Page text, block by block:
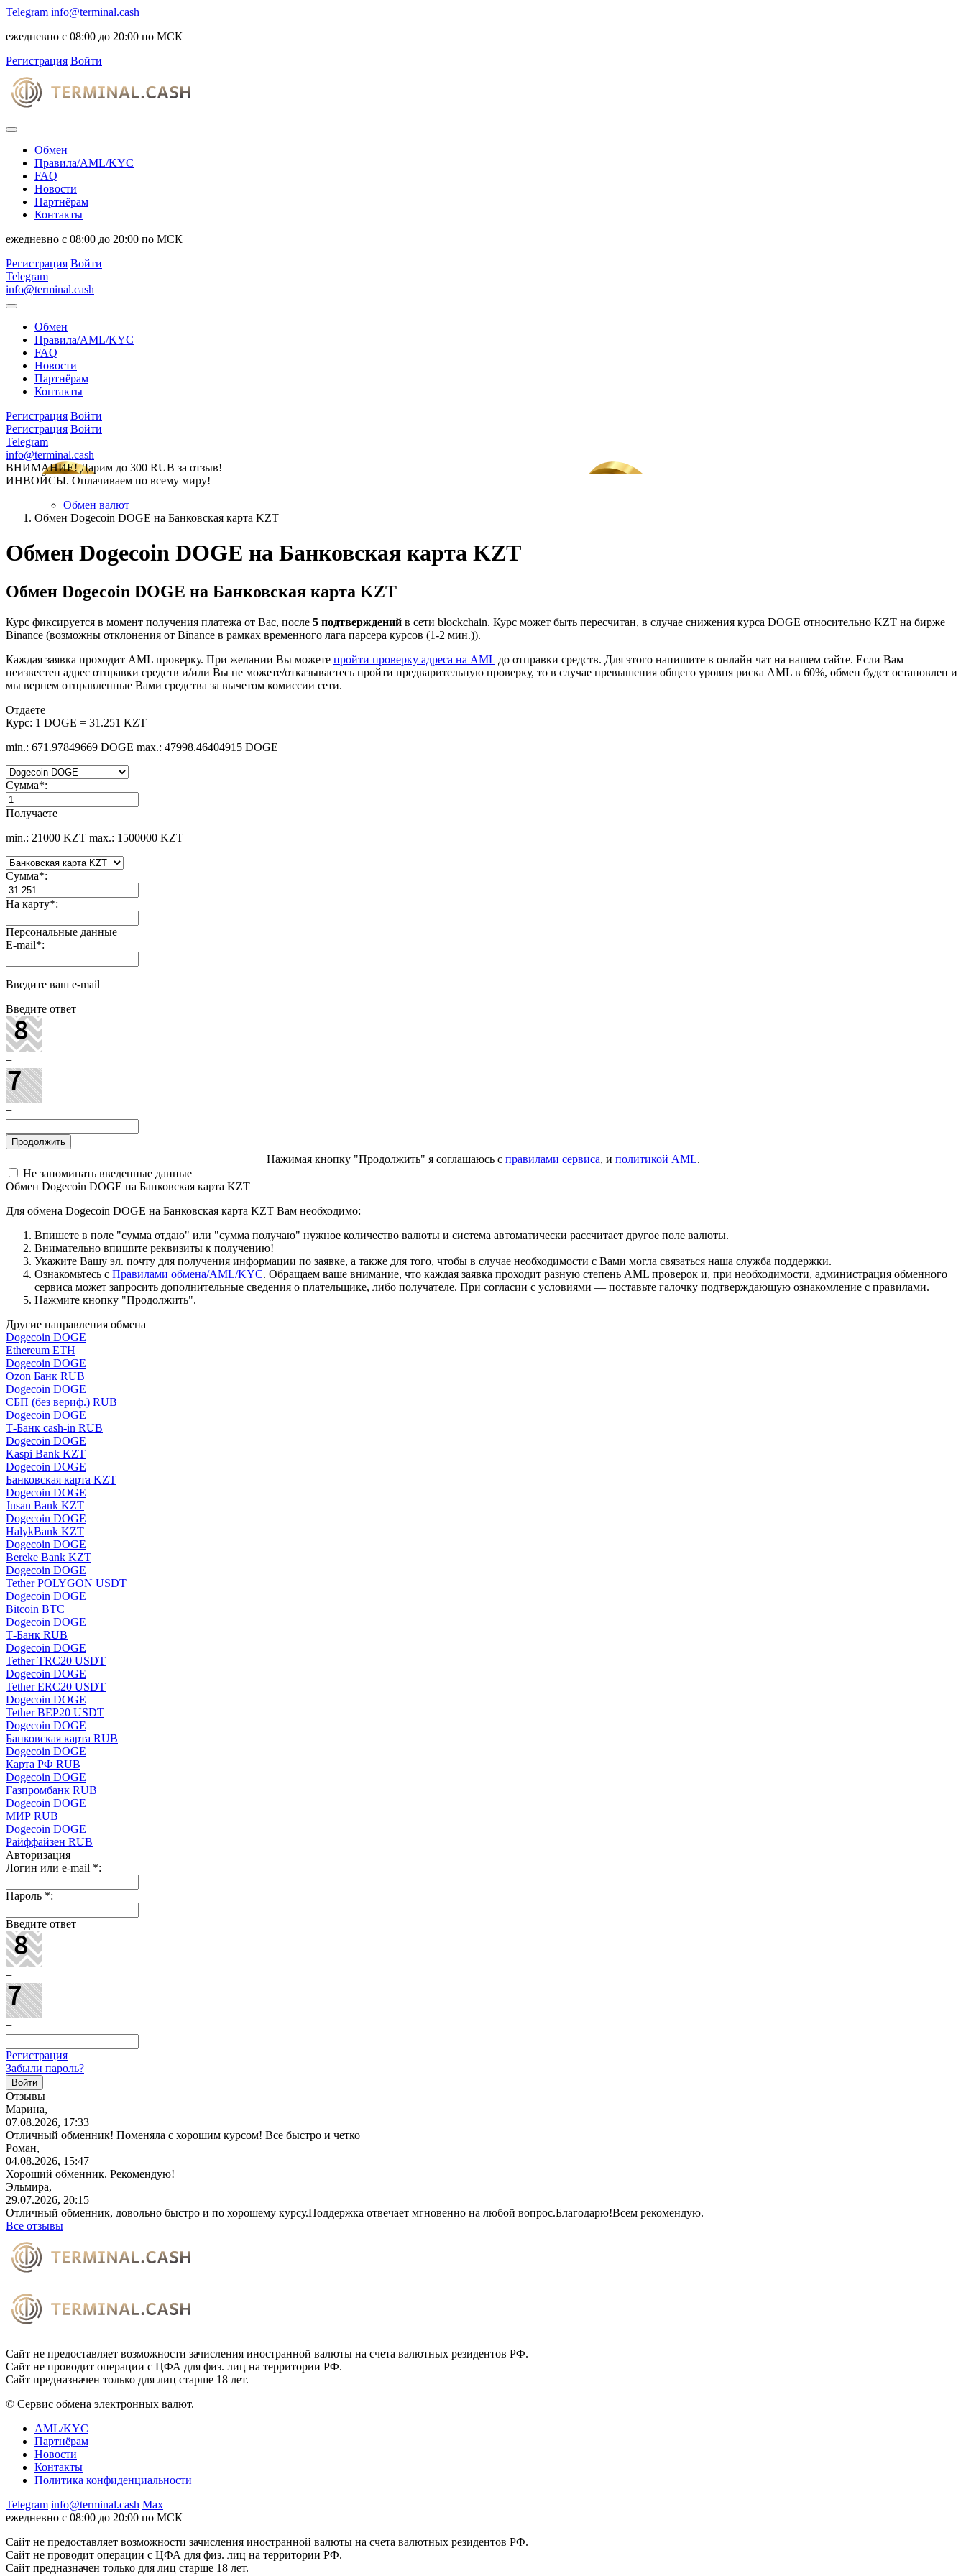
Telegram info@terminal.cash
ежедневно с 08:00 до 20:00 по МСК
Регистрация Войти
Обмен
Правила/AML/KYC
FAQ
Новости
Партнёрам
Контакты
ежедневно с 08:00 до 20:00 по МСК
Регистрация Войти
Telegram
info@terminal.cash
Обмен
Правила/AML/KYC
FAQ
Новости
Партнёрам
Контакты
Регистрация Войти
Регистрация Войти
Telegram
info@terminal.cash
ВНИМАНИЕ! Дарим до 300 RUB за отзыв!
ИНВОЙСЫ. Оплачиваем по всему миру!
Обмен валют
Обмен Dogecoin DOGE на Банковская карта KZT
Обмен Dogecoin DOGE на Банковская карта KZT
Обмен Dogecoin DOGE на Банковская карта KZT
Курс фиксируется в момент получения платежа от Вас, после 5 подтверждений в сети blockchain. Курс может быть пересчитан, в случае снижения курса DOGE относительно KZT на бирже
Binance (возможны отклонения от Binance в рамках временного лага парсера курсов (1-2 мин.)).
Каждая заявка проходит AML проверку. При желании Вы можете пройти проверку адреса на AML до отправки средств. Для этого напишите в онлайн чат на нашем сайте. Если Вам
неизвестен адрес отправки средств и/или Вы не можете/отказываетесь пройти предварительную проверку, то в случае превышения общего уровня риска AML в 60%, обмен будет остановлен и
мы вернем отправленные Вами средства за вычетом комиссии сети.
Отдаете
Курс: 1 DOGE = 31.251 KZT
min.: 671.97849669 DOGE max.: 47998.46404915 DOGE
Сумма*:
Получаете
min.: 21000 KZT max.: 1500000 KZT
Сумма*:
На карту*:
Персональные данные
E-mail*:
Введите ваш e-mail
Введите ответ
+
=
Нажимая кнопку "Продолжить" я соглашаюсь с правилами сервиса, и политикой AML.
Не запоминать введенные данные
Обмен Dogecoin DOGE на Банковская карта KZT
Для обмена Dogecoin DOGE на Банковская карта KZT Вам необходимо:
Впишете в поле "сумма отдаю" или "сумма получаю" нужное количество валюты и система автоматически рассчитает другое поле валюты.
Внимательно впишите реквизиты к получению!
Укажите Вашу эл. почту для получения информации по заявке, а также для того, чтобы в случае необходимости с Вами могла связаться наша служба поддержки.
Ознакомьтесь с Правилами обмена/AML/KYC. Обращаем ваше внимание, что каждая заявка проходит разную степень AML проверок и, при необходимости, администрация обменного
сервиса может запросить дополнительные сведения о плательщике, либо получателе. При согласии с условиями — поставьте галочку подтверждающую ознакомление с правилами.
Нажмите кнопку "Продолжить".
Другие направления обмена
Dogecoin DOGE
Ethereum ETH
Dogecoin DOGE
Ozon Банк RUB
Dogecoin DOGE
СБП (без вериф.) RUB
Dogecoin DOGE
Т-Банк cash-in RUB
Dogecoin DOGE
Kaspi Bank KZT
Dogecoin DOGE
Банковская карта KZT
Dogecoin DOGE
Jusan Bank KZT
Dogecoin DOGE
HalykBank KZT
Dogecoin DOGE
Bereke Bank KZT
Dogecoin DOGE
Tether POLYGON USDT
Dogecoin DOGE
Bitcoin BTC
Dogecoin DOGE
Т-Банк RUB
Dogecoin DOGE
Tether TRC20 USDT
Dogecoin DOGE
Tether ERC20 USDT
Dogecoin DOGE
Tether BEP20 USDT
Dogecoin DOGE
Банковская карта RUB
Dogecoin DOGE
Карта РФ RUB
Dogecoin DOGE
Газпромбанк RUB
Dogecoin DOGE
МИР RUB
Dogecoin DOGE
Райффайзен RUB
Авторизация
Логин или e-mail *:
Пароль *:
Введите ответ
+
=
Регистрация
Забыли пароль?
Отзывы
Марина,
07.08.2026, 17:33
Отличный обменник! Поменяла с хорошим курсом! Все быстро и четко
Роман,
04.08.2026, 15:47
Хороший обменник. Рекомендую!
Эльмира,
29.07.2026, 20:15
Отличный обменник, довольно быстро и по хорошему курсу.Поддержка отвечает мгновенно на любой вопрос.Благодарю!Всем рекомендую.
Все отзывы
Сайт не предоставляет возможности зачисления иностранной валюты на счета валютных резидентов РФ.
Сайт не проводит операции с ЦФА для физ. лиц на территории РФ.
Сайт предназначен только для лиц старше 18 лет.
© Сервис обмена электронных валют.
AML/KYC
Партнёрам
Новости
Контакты
Политика конфиденциальности
Telegram info@terminal.cash Max
ежедневно с 08:00 до 20:00 по МСК
Сайт не предоставляет возможности зачисления иностранной валюты на счета валютных резидентов РФ.
Сайт не проводит операции с ЦФА для физ. лиц на территории РФ.
Сайт предназначен только для лиц старше 18 лет.